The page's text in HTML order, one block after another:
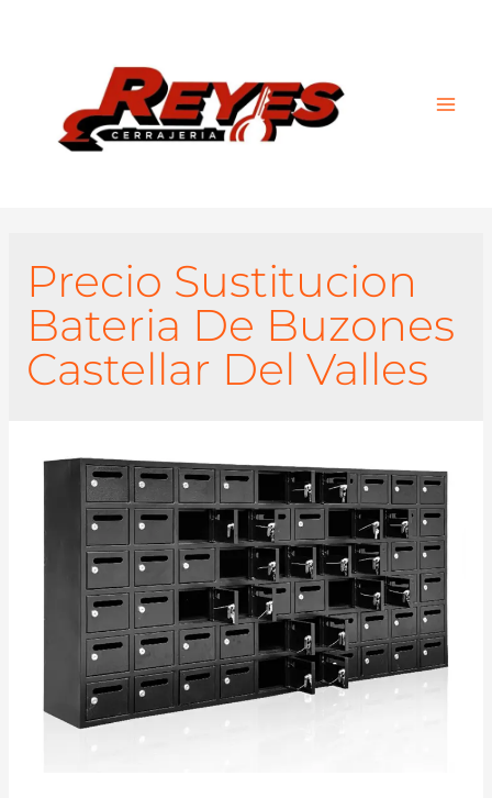
Precio Sustitucion
Bateria De Buzones
Castellar Del Valles